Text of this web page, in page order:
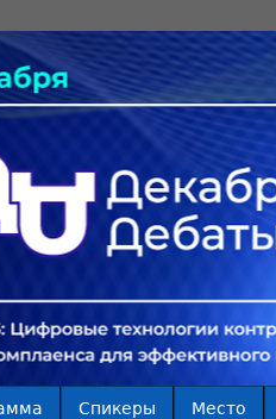
Спикеры Место